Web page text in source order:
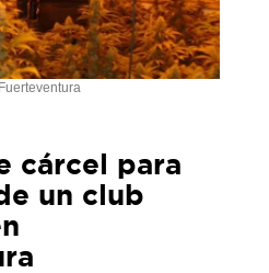
cárcel para
un club